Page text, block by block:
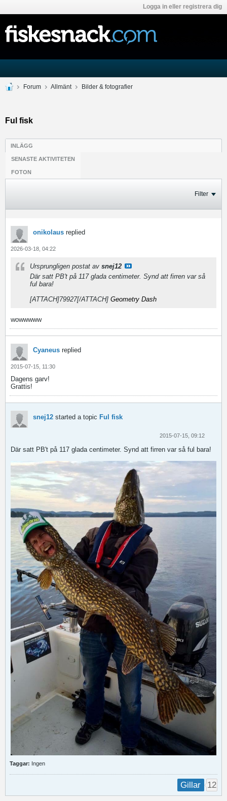
Logga in eller registrera dig
Forum Allmänt Bilder & fotografier
Ful fisk
INLÄGG
SENASTE AKTIVITETEN
FOTON
Filter
onikolaus replied
2026-03-18, 04:22
Ursprungligen postat av snej12
Där satt PB't på 117 glada centimeter. Synd att firren var så
ful bara!
[ATTACH]79927[/ATTACH] Geometry Dash
wowwwww
Cyaneus replied
2015-07-15, 11:30
Dagens garv!
Grattis!
snej12 started a topic Ful fisk
2015-07-15, 09:12
Där satt PB't på 117 glada centimeter. Synd att firren var så ful bara!
Taggar: Ingen
Gillar 12